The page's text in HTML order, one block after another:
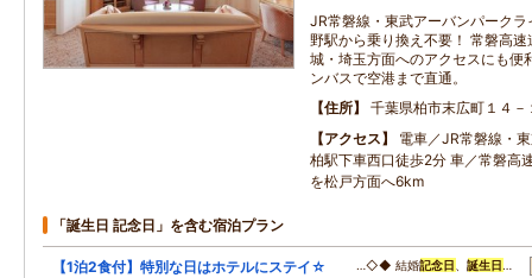
JR常磐線・東武アーバンパーク
野駅から乗り換え不要！ 常磐高
城・埼玉方面へのアクセスにも便
ンバスで空港まで直通。
住所
千葉県柏市末広町１４－
アクセス
電車／JR常磐線・
柏駅下車西口徒歩2分 車／常磐高
を松戸方面へ6km
「誕生日 記念日」を含む宿泊プラン
【1泊2食付】特別な日はホテルにステイ☆
…◇◆ 結婚記念日 、誕生日 …